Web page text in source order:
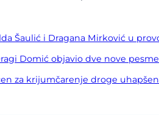
Šaulić i Dragana Mirković u
Domić objavio dve nove
za krijumčarenje droge